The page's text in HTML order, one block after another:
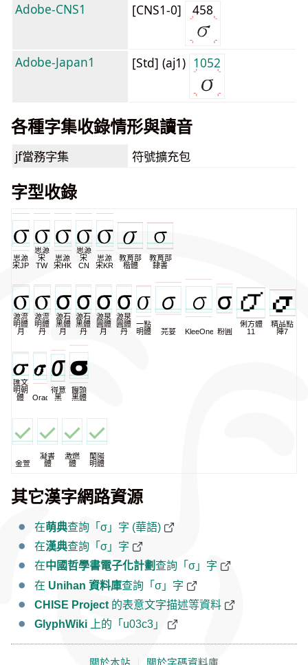
Adobe-CNS1
[CNS1-0] 458
Adobe-Japan1 [Std] (aj1) 1052
各種字集收錄情形與讀音
jf當務字集 符號擴充包
字型收錄
思源
宋JP
思源
宋
TW
思源
宋HK
思源
宋
CN
思源
宋KR
教育部
楷體
教育部
隸書
源流
明體
月
源流
明體
丹
源石
黑體
月
源石
黑體
丹
源泉
圓體
月
源泉
圓體
丹
一點
明體
芫荽 KleeOne 粉圓
俐方體
11
精品點
陣7
匯文
明朝
體
Oradano
得意
黑
饅頭
黑體
金萱
凝書
體
激燃
體
蘭陽
明體
其它漢字網路資源
在萌典查詢「σ」字 (華語)
在漢典查詢「σ」字
在中國哲學書電子化計劃查詢「σ」字
在 Unihan 資料庫查詢「σ」字
CHISE Project 的表意文字描述等資料
GlyphWiki 上的「u03c3」
關於本站 關於字碼資料庫